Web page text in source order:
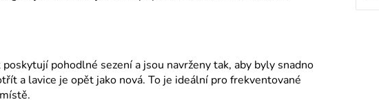
pohodlné sezení a jsou navrženy tak, aby byly snadno
a lavice je opět jako nová. To je ideální pro frekventované
o